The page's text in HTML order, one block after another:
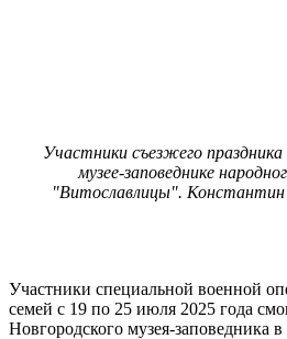
Участники съезжего
музее-заповеднике
"Витославлицы".
Участники специальной военной
семей с 19 по 25 июля 2025 года
Новгородского музея-заповедника